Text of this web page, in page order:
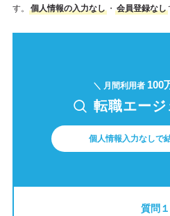
す。
個人情報の入力なし ・ 会員登録なし
＼ 月間利用者 100
転職エー
個人情報入力なしで
質問１